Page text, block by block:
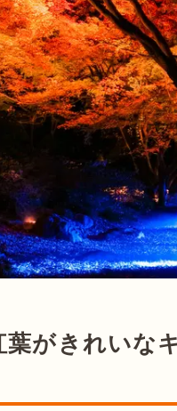
葉がきれいな